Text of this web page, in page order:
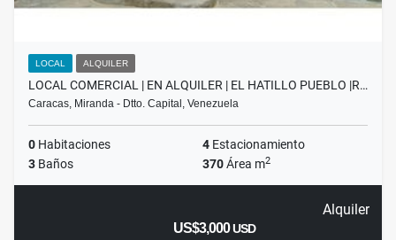
LOCAL ALQUILER
LOCAL COMERCIAL | EN ALQUILER | EL HATILLO PUEBLO |R…
Caracas, Miranda - Dtto. Capital, Venezuela
0 Habitaciones 4 Estacionamiento
3 Baños 370Área m2
Alquiler
US$3,000USD